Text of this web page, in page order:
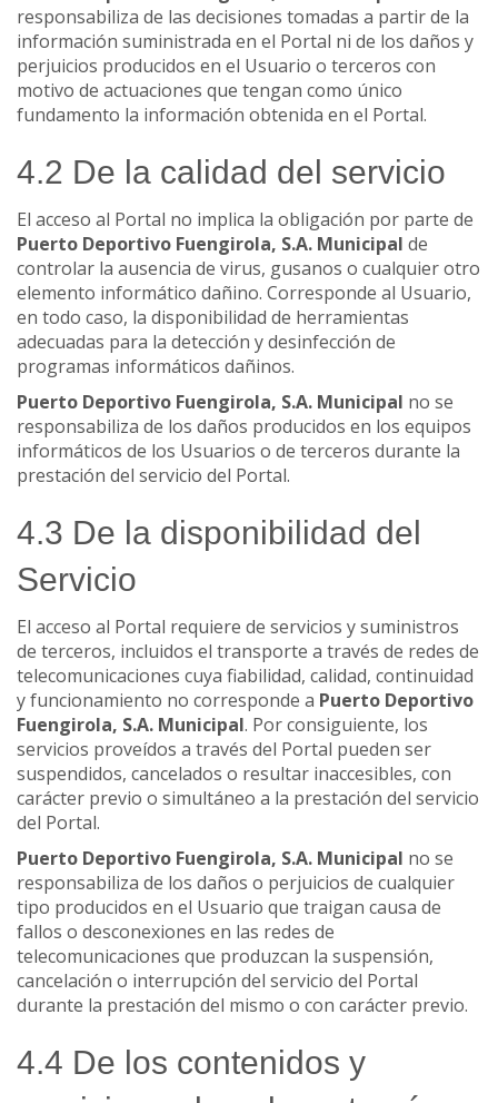
responsabiliza de las decisiones tomadas a partir de la
información suministrada en el Portal ni de los daños y
perjuicios producidos en el Usuario o terceros con
motivo de actuaciones que tengan como único
fundamento la información obtenida en el Portal.
4.2 De la calidad del servicio
El acceso al Portal no implica la obligación por parte de
Puerto Deportivo Fuengirola, S.A. Municipal de
controlar la ausencia de virus, gusanos o cualquier otro
elemento informático dañino. Corresponde al Usuario,
en todo caso, la disponibilidad de herramientas
adecuadas para la detección y desinfección de
programas informáticos dañinos.
Puerto Deportivo Fuengirola, S.A. Municipal no se
responsabiliza de los daños producidos en los equipos
informáticos de los Usuarios o de terceros durante la
prestación del servicio del Portal.
4.3 De la disponibilidad del
Servicio
El acceso al Portal requiere de servicios y suministros
de terceros, incluidos el transporte a través de redes de
telecomunicaciones cuya fiabilidad, calidad, continuidad
y funcionamiento no corresponde a Puerto Deportivo
Fuengirola, S.A. Municipal. Por consiguiente, los
servicios proveídos a través del Portal pueden ser
suspendidos, cancelados o resultar inaccesibles, con
carácter previo o simultáneo a la prestación del servicio
del Portal.
Puerto Deportivo Fuengirola, S.A. Municipal no se
responsabiliza de los daños o perjuicios de cualquier
tipo producidos en el Usuario que traigan causa de
fallos o desconexiones en las redes de
telecomunicaciones que produzcan la suspensión,
cancelación o interrupción del servicio del Portal
durante la prestación del mismo o con carácter previo.
4.4 De los contenidos y